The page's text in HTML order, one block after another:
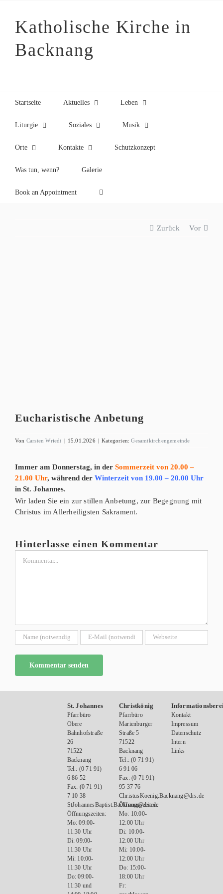
springenKatholische Kirche in
Backnang
Startseite Aktuelles Leben
Liturgie Soziales Musik
Orte Kontakte Schutzkonzept
Was tun, wenn? Galerie
Book an Appointment
Zurück Vor
Eucharistische Anbetung
Von Carsten Wriedt | 15.01.2026 | Kategorien:Gesamtkirchengemeinde
Immer am Donnerstag, in der Sommerzeit von 20.00 –
21.00 Uhr, während der Winterzeit von 19.00 – 20.00 Uhr
in St. Johannes.
Wir laden Sie ein zur stillen Anbetung, zur Begegnung mit
Christus im Allerheiligsten Sakrament.
Hinterlasse einen Kommentar
St. Johannes
Pfarrbüro
Obere
Bahnhofstraße
26
71522
Backnang
Tel.: (0 71 91)
6 86 52
Fax: (0 71 91)
7 10 38
StJohannesBaptist.Backnang@drs.de
Öffnungszeiten:
Mo: 09:00-
11:30 Uhr
Di: 09:00-
11:30 Uhr
Mi: 10:00-
11:30 Uhr
Do: 09:00-
11:30 und
Christkönig
Pfarrbüro
Marienburger
Straße 5
71522
Backnang
Tel.: (0 71 91)
6 91 06
Fax: (0 71 91)
95 37 76
ChristusKoenig.Backnang@drs.de
Öffnungszeiten:
Mo: 10:00-
12:00 Uhr
Di: 10:00-
12:00 Uhr
Mi: 10:00-
12:00 Uhr
Do: 15:00-
18:00 Uhr
Fr:
Kontakt
Impressum
Datenschutz
Intern
Links